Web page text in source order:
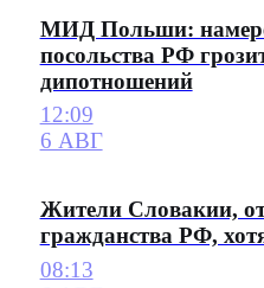
МИД Польши:
посольства РФ
дипотношений
12:09
6 АВГ
Жители Словакии,
гражданства РФ,
08:13